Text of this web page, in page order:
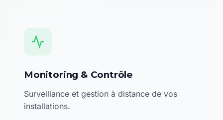
Monitoring & Contrôle
Surveillance et gestion à distance de vos
installations.